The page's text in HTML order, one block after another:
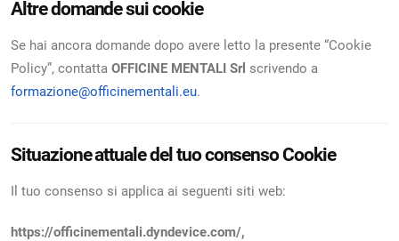
Altre domande sui cookie
Se hai ancora domande dopo avere letto la presente “Cookie
Policy”, contatta OFFICINE MENTALI Srl scrivendo a
formazione@officinementali.eu.
Situazione attuale del tuo consenso Cookie
Il tuo consenso si applica ai seguenti siti web:
https://officinementali.dyndevice.com/,